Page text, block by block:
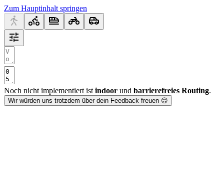
Zum Hauptinhalt springen
Noch nicht implementiert ist indoor und barrierefreies Routing.
Wir würden uns trotzdem über dein Feedback freuen 😊